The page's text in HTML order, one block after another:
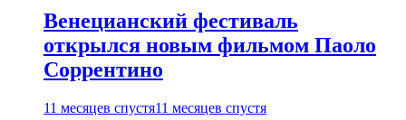
Венецианский фестиваль
открылся новым фильмом Паоло
Соррентино
11 месяцев спустя11 месяцев спустя